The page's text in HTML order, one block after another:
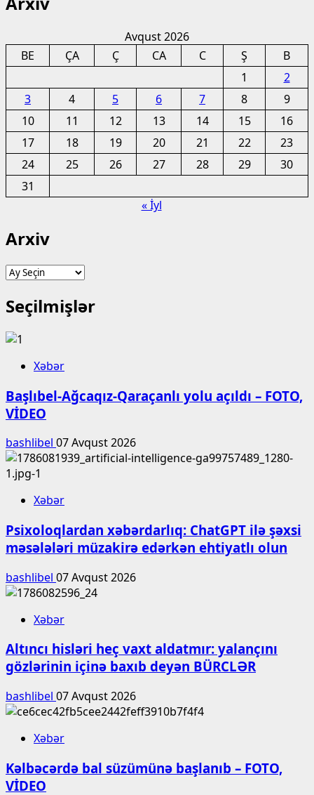
Avqust 2026
BE
ÇA Ç CA C Ş
B
1
2
3
4 5 6 7 8
9
10
11 12 13 14 15
16
17
18 19 20 21 22
23
24
25 26 27 28 29
30
31
« İyl
Arxiv
Arxiv
Seçilmişlər
Xəbər
Başlıbel-Ağcaqız-Qaraçanlı yolu açıldı – FOTO,
VİDEO
bashlibel 07 Avqust 2026
Xəbər
Psixoloqlardan xəbərdarlıq: ChatGPT ilə şəxsi
məsələləri müzakirə edərkən ehtiyatlı olun
bashlibel 07 Avqust 2026
Xəbər
Altıncı hisləri heç vaxt aldatmır: yalançını
gözlərinin içinə baxıb deyən BÜRCLƏR
bashlibel 07 Avqust 2026
Xəbər
Kəlbəcərdə bal süzümünə başlanıb – FOTO,
VİDEO